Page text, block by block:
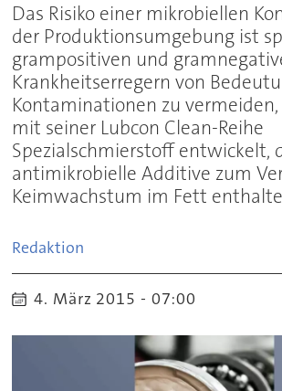
Das Risiko einer mikrobiellen
der Produktionsumgebung ist
grampositiven und
Krankheitserregern von
Kontaminationen zu
mit seiner Lubcon Clean-Reihe
Spezialschmierstoff entwickelt,
antimikrobielle Additive zum
Keimwachstum im Fett
Redaktion
4. März 2015 - 07:00